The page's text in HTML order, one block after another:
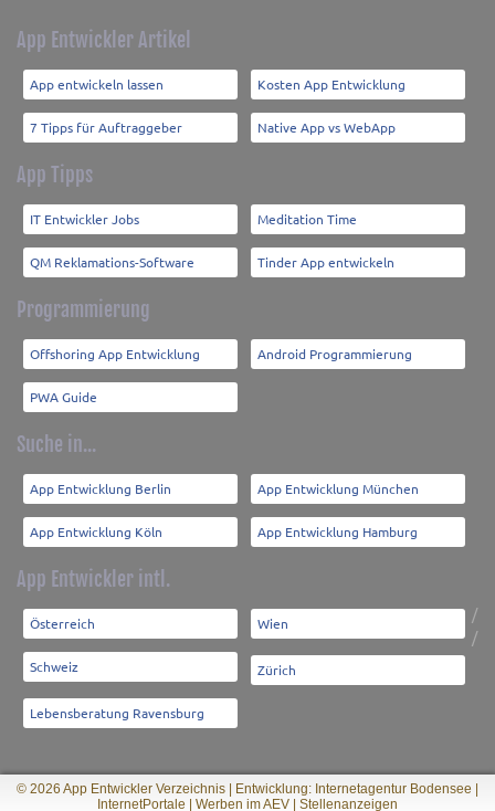
App Entwickler Artikel
App entwickeln lassen Kosten App Entwicklung
7 Tipps für Auftraggeber Native App vs WebApp
App Tipps
IT Entwickler Jobs Meditation Time
QM Reklamations-Software Tinder App entwickeln
Programmierung
Offshoring App Entwicklung Android Programmierung
PWA Guide
Suche in...
App Entwicklung Berlin App Entwicklung München
App Entwicklung Köln App Entwicklung Hamburg
App Entwickler intl.
Österreich /
Wien
Schweiz
/
Zürich
Lebensberatung Ravensburg
© 2026 App Entwickler Verzeichnis | Entwicklung: Internetagentur Bodensee
InternetPortale
Werben im AEV Stellenanzeigen